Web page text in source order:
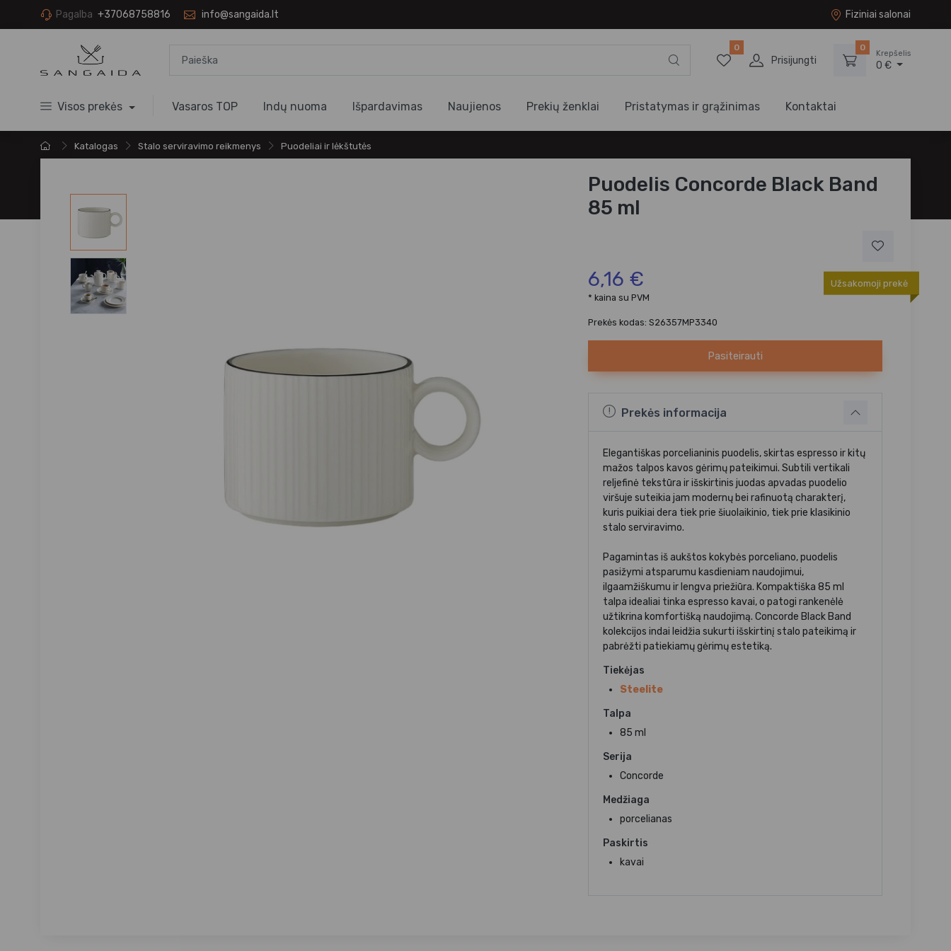
Pagalba +37068758816 info@sangaida.lt Fiziniai salonai
0
Prisijungti
0
Krepšelis
0 €
Visos prekės Vasaros TOP Indų nuoma Išpardavimas Naujienos Prekių ženklai Pristatymas ir grąžinimas Kontaktai
Katalogas Stalo serviravimo reikmenys Puodeliai ir lėkštutės
Puodelis Concorde Black Band
85 ml
6,16 €
Užsakomoji prekė
* kaina su PVM
Prekės kodas: S26357MP3340
Pasiteirauti
Prekės informacija
Elegantiškas porcelianinis puodelis, skirtas espresso ir kitų
mažos talpos kavos gėrimų pateikimui. Subtili vertikali
reljefinė tekstūra ir išskirtinis juodas apvadas puodelio
viršuje suteikia jam modernų bei rafinuotą charakterį,
kuris puikiai dera tiek prie šiuolaikinio, tiek prie klasikinio
stalo serviravimo.
Pagamintas iš aukštos kokybės porceliano, puodelis
pasižymi atsparumu kasdieniam naudojimui,
ilgaamžiškumu ir lengva priežiūra. Kompaktiška 85 ml
talpa idealiai tinka espresso kavai, o patogi rankenėlė
užtikrina komfortišką naudojimą. Concorde Black Band
kolekcijos indai leidžia sukurti išskirtinį stalo pateikimą ir
pabrėžti patiekiamų gėrimų estetiką.
Tiekėjas
Steelite
Talpa
85 ml
Serija
Concorde
Medžiaga
porcelianas
Paskirtis
kavai